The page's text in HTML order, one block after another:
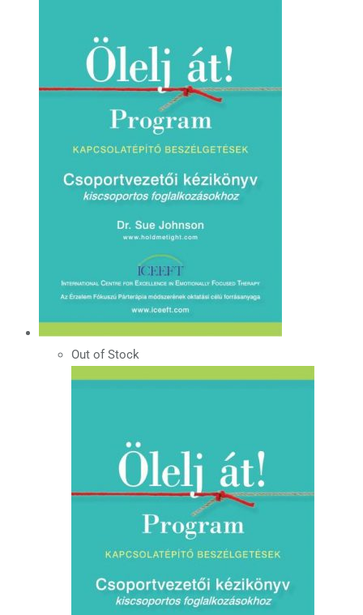
Out of Stock